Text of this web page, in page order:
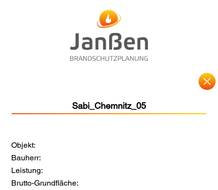
Sabi_Chemnitz_05
Objekt:
Bauherr:
Leistung:
Brutto-Grundfläche: